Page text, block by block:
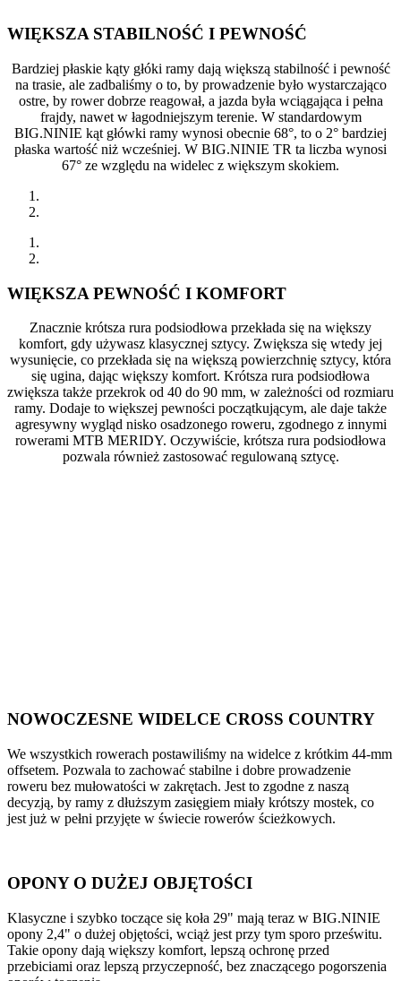
WIĘKSZA STABILNOŚĆ I PEWNOŚĆ
Bardziej płaskie kąty głóki ramy dają większą stabilność i pewność
na trasie, ale zadbaliśmy o to, by prowadzenie było wystarczająco
ostre, by rower dobrze reagował, a jazda była wciągająca i pełna
frajdy, nawet w łagodniejszym terenie. W standardowym
BIG.NINIE kąt główki ramy wynosi obecnie 68°, to o 2° bardziej
płaska wartość niż wcześniej. W BIG.NINIE TR ta liczba wynosi
67° ze względu na widelec z większym skokiem.
WIĘKSZA PEWNOŚĆ I KOMFORT
Znacznie krótsza rura podsiodłowa przekłada się na większy
komfort, gdy używasz klasycznej sztycy. Zwiększa się wtedy jej
wysunięcie, co przekłada się na większą powierzchnię sztycy, która
się ugina, dając większy komfort. Krótsza rura podsiodłowa
zwiększa także przekrok od 40 do 90 mm, w zależności od rozmiaru
ramy. Dodaje to większej pewności początkującym, ale daje także
agresywny wygląd nisko osadzonego roweru, zgodnego z innymi
rowerami MTB MERIDY. Oczywiście, krótsza rura podsiodłowa
pozwala również zastosować regulowaną sztycę.
NOWOCZESNE WIDELCE CROSS COUNTRY
We wszystkich rowerach postawiliśmy na widelce z krótkim 44-mm
offsetem. Pozwala to zachować stabilne i dobre prowadzenie
roweru bez mułowatości w zakrętach. Jest to zgodne z naszą
decyzją, by ramy z dłuższym zasięgiem miały krótszy mostek, co
jest już w pełni przyjęte w świecie rowerów ścieżkowych.
OPONY O DUŻEJ OBJĘTOŚCI
Klasyczne i szybko toczące się koła 29" mają teraz w BIG.NINIE
opony 2,4" o dużej objętości, wciąż jest przy tym sporo prześwitu.
Takie opony dają większy komfort, lepszą ochronę przed
przebiciami oraz lepszą przyczepność, bez znaczącego pogorszenia